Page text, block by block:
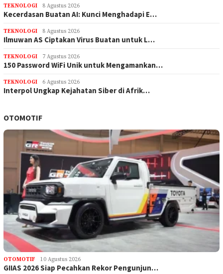
TEKNOLOGI 8 Agustus 2026
Kecerdasan Buatan AI: Kunci Menghadapi E…
TEKNOLOGI 8 Agustus 2026
Ilmuwan AS Ciptakan Virus Buatan untuk L…
TEKNOLOGI 7 Agustus 2026
150 Password WiFi Unik untuk Mengamankan…
TEKNOLOGI 6 Agustus 2026
Interpol Ungkap Kejahatan Siber di Afrik…
OTOMOTIF
OTOMOTIF 10 Agustus 2026
GIIAS 2026 Siap Pecahkan Rekor Pengunjun…